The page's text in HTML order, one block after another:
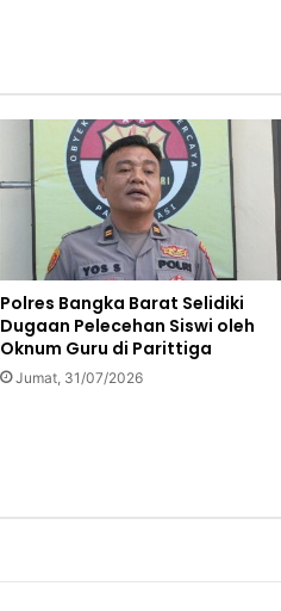
Polres Bangka Barat Selidiki
Dugaan Pelecehan Siswi oleh
Oknum Guru di Parittiga
Jumat, 31/07/2026